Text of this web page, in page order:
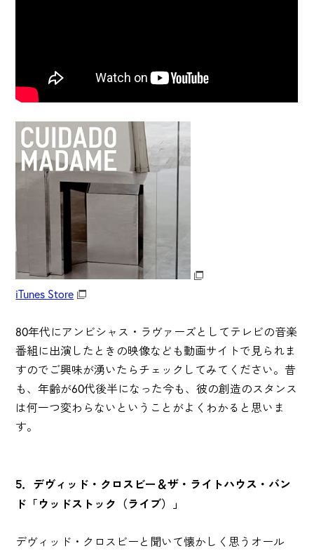
iTunes Store
80年代にアンビシャス・ラヴァーズとしてテレビの音楽
番組に出演したときの映像なども動画サイトで見られま
すのでご興味が湧いたらチェックしてみてください。昔
も、年齢が60代後半になった今も、彼の創造のスタンス
は何一つ変わらないということがよくわかると思いま
す。
5．デヴィッド・クロスビー＆ザ・ライトハウス・バン
ド「ウッドストック（ライブ）」
デヴィッド・クロスビーと聞いて懐かしく思うオール